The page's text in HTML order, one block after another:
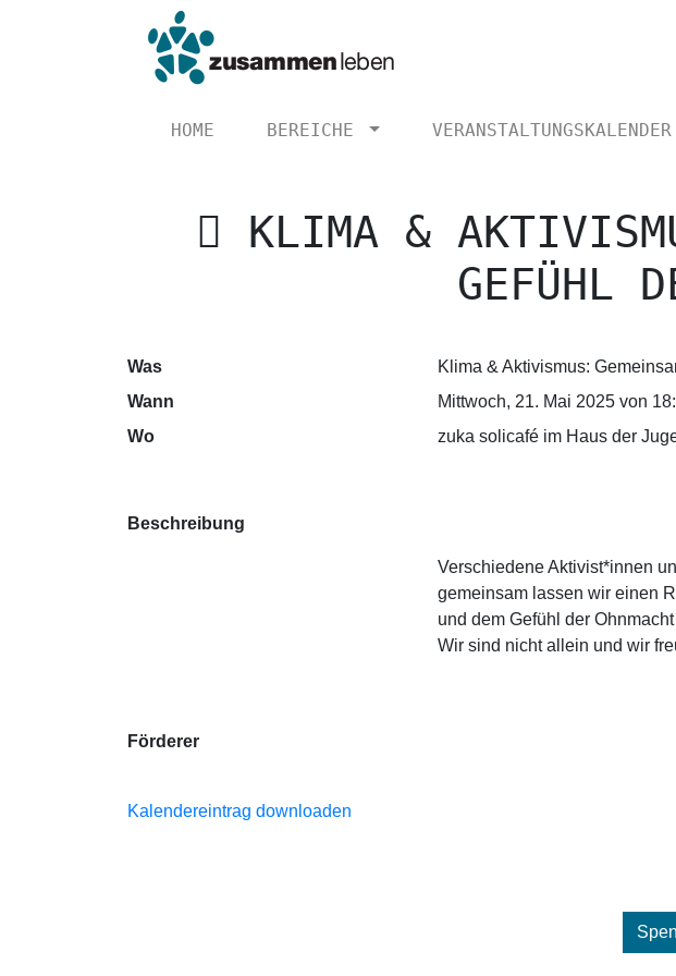
HOME BEREICHE VERANSTALTUNGSKALENDER
KLIMA &
GEFÜHL
Was
Klima & Aktivismus:
Wann
Mittwoch, 21. Mai 2025 von
Wo
zuka solicafé im Haus der
Beschreibung
Verschiedene Aktivist*innen
gemeinsam lassen wir einen
und dem Gefühl der
Wir sind nicht allein und wir
Förderer
Kalendereintrag downloaden